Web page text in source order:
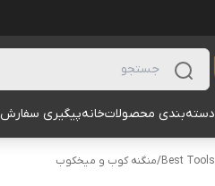
دسته‌بندی محصولاتخانهپیگیری سفارش
Best Tools
/منگنه کوب و میخکوب